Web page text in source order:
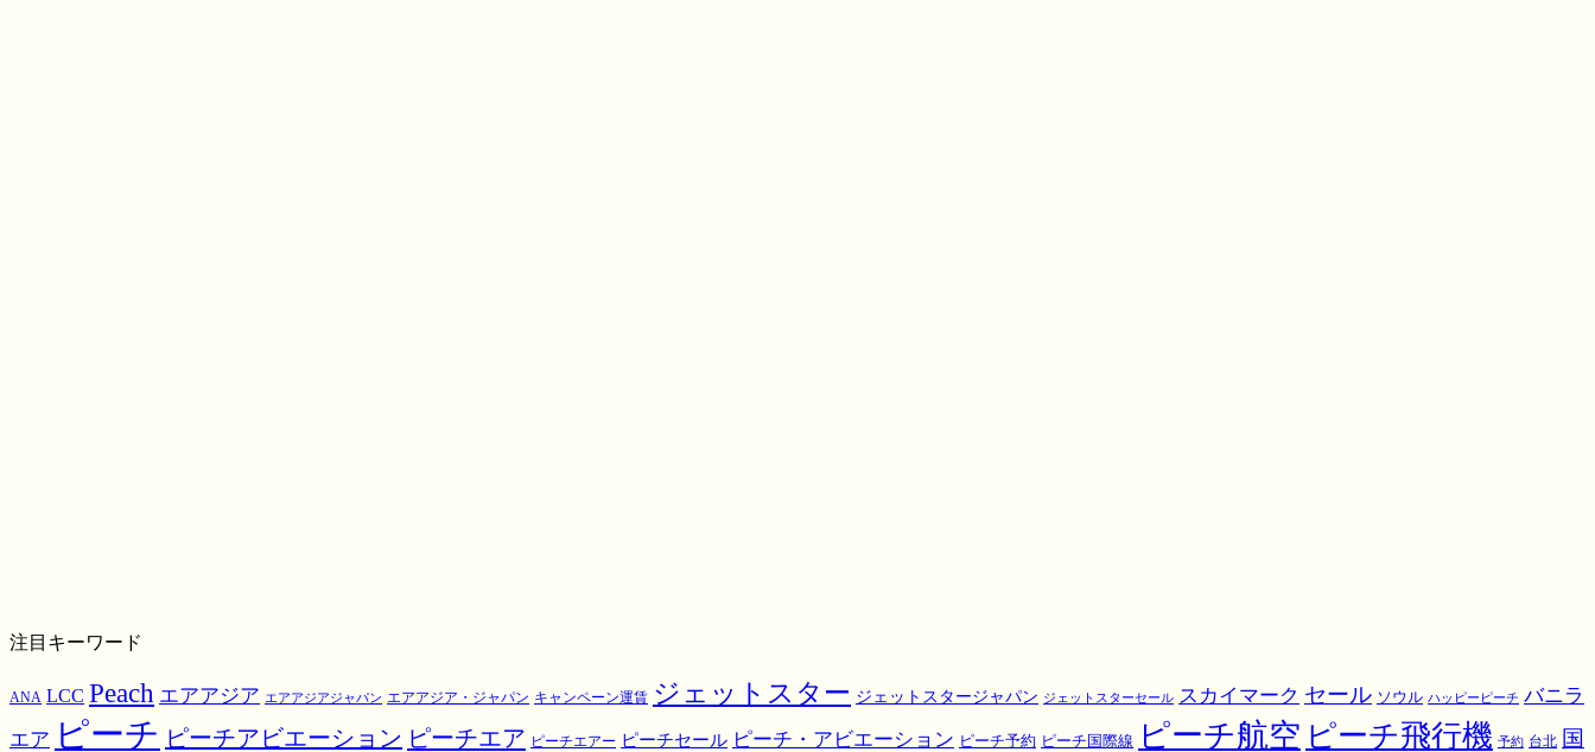
注目キーワード
ANA LCC Peach エアアジア エアアジアジャパン エアアジア・ジャパン キャンペーン運賃 ジェットスター ジェットスタージャパン ジェットスターセール スカイマーク セール ソウル ハッピーピーチ バニラ
エア ピーチ ピーチアビエーション ピーチエア ピーチエアー ピーチセール ピーチ・アビエーション ピーチ予約 ピーチ国際線 ピーチ航空 ピーチ飛行機 予約 台北 国